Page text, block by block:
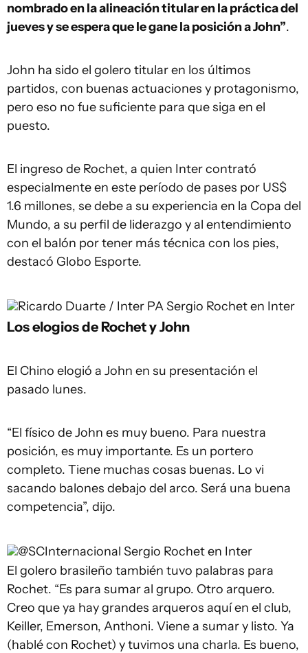
nombrado en la alineación titular en la práctica del
jueves y se espera que le gane la posición a John”.
John ha sido el golero titular en los últimos
partidos, con buenas actuaciones y protagonismo,
pero eso no fue suficiente para que siga en el
puesto.
El ingreso de Rochet, a quien Inter contrató
especialmente en este período de pases por US$
1.6 millones, se debe a su experiencia en la Copa del
Mundo, a su perfil de liderazgo y al entendimiento
con el balón por tener más técnica con los pies,
destacó Globo Esporte.
Ricardo Duarte / Inter PASergio Rochet en Inter
Los elogios de Rochet y John
El Chino elogió a John en su presentación el
pasado lunes.
“El físico de John es muy bueno. Para nuestra
posición, es muy importante. Es un portero
completo. Tiene muchas cosas buenas. Lo vi
sacando balones debajo del arco. Será una buena
competencia”, dijo.
@SCInternacional Sergio Rochet en Inter
El golero brasileño también tuvo palabras para
Rochet. “Es para sumar al grupo. Otro arquero.
Creo que ya hay grandes arqueros aquí en el club,
Keiller, Emerson, Anthoni. Viene a sumar y listo. Ya
(hablé con Rochet) y tuvimos una charla. Es bueno,